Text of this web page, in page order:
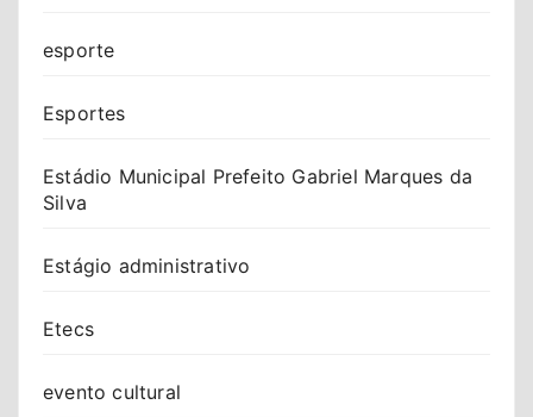
esporte
Esportes
Estádio Municipal Prefeito Gabriel Marques da
Silva
Estágio administrativo
Etecs
evento cultural